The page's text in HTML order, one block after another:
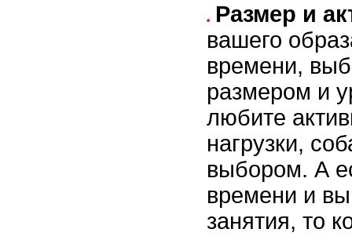
Размер и
вашего
времени,
размером и
любите
нагрузки,
выбором. А
времени и
занятия, то